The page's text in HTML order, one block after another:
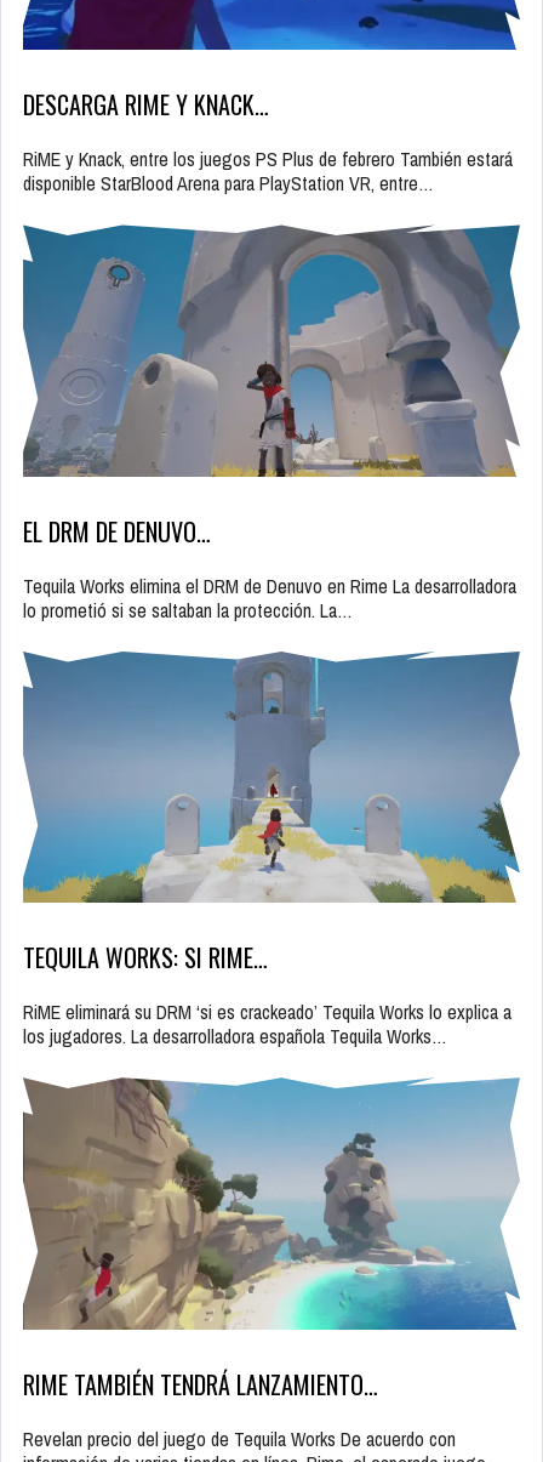
DESCARGA RIME Y KNACK…
RiME y Knack, entre los juegos PS Plus de febrero También estará
disponible StarBlood Arena para PlayStation VR, entre…
EL DRM DE DENUVO…
Tequila Works elimina el DRM de Denuvo en Rime La desarrolladora
lo prometió si se saltaban la protección. La…
TEQUILA WORKS: SI RIME…
RiME eliminará su DRM ‘si es crackeado’ Tequila Works lo explica a
los jugadores. La desarrolladora española Tequila Works…
RIME TAMBIÉN TENDRÁ LANZAMIENTO…
Revelan precio del juego de Tequila Works De acuerdo con